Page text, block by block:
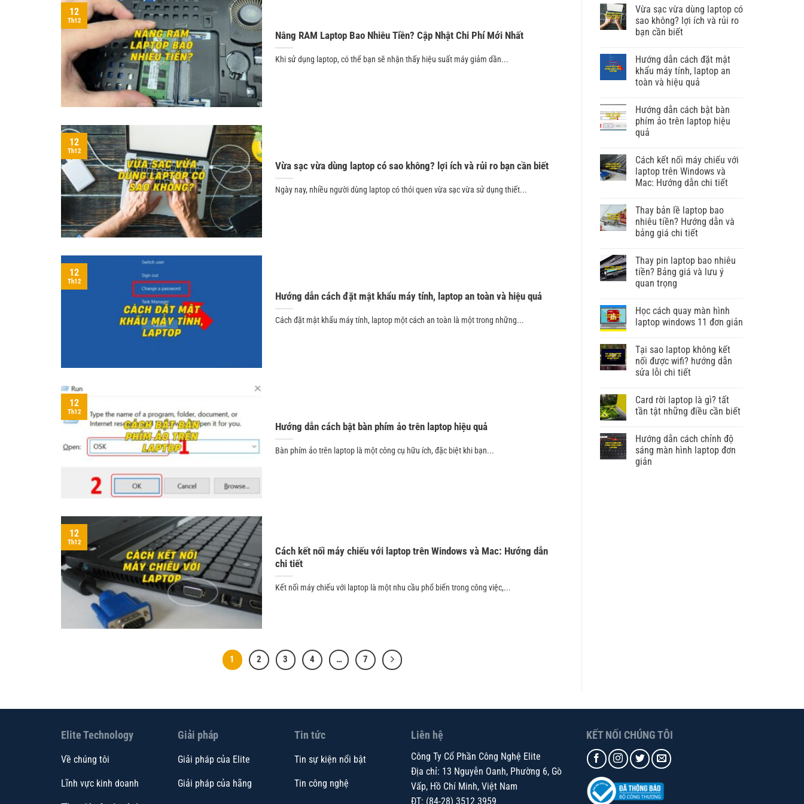
Nâng RAM Laptop Bao Nhiêu Tiền? Cập Nhật Chi Phí Mới Nhất
Khi sử dụng laptop, có thể bạn sẽ nhận thấy hiệu suất máy giảm dần...
12
Th12
Vừa sạc vừa dùng laptop có sao không? lợi ích và rủi ro bạn cần biết
Ngày nay, nhiều người dùng laptop có thói quen vừa sạc vừa sử dụng thiết...
12
Th12
Hướng dẫn cách đặt mật khẩu máy tính, laptop an toàn và hiệu quả
Cách đặt mật khẩu máy tính, laptop một cách an toàn là một trong những...
12
Th12
Hướng dẫn cách bật bàn phím ảo trên laptop hiệu quả
Bàn phím ảo trên laptop là một công cụ hữu ích, đặc biệt khi bạn...
12
Th12
Cách kết nối máy chiếu với laptop trên Windows và Mac: Hướng dẫn
chi tiết
Kết nối máy chiếu với laptop là một nhu cầu phổ biến trong công việc,...
12
Th12
1 2 3 4 … 7
Vừa sạc vừa dùng laptop có
sao không? lợi ích và rủi ro
bạn cần biết
Hướng dẫn cách đặt mật
khẩu máy tính, laptop an
toàn và hiệu quả
Hướng dẫn cách bật bàn
phím ảo trên laptop hiệu
quả
Cách kết nối máy chiếu với
laptop trên Windows và
Mac: Hướng dẫn chi tiết
Thay bản lề laptop bao
nhiêu tiền? Hướng dẫn và
bảng giá chi tiết
Thay pin laptop bao nhiêu
tiền? Bảng giá và lưu ý
quan trọng
Học cách quay màn hình
laptop windows 11 đơn giản
Tại sao laptop không kết
nối được wifi? hướng dẫn
sửa lỗi chi tiết
Card rời laptop là gì? tất
tần tật những điều cần biết
Hướng dẫn cách chỉnh độ
sáng màn hình laptop đơn
giản
Elite Technology
Về chúng tôi
Lĩnh vực kinh doanh
Giải pháp
Giải pháp của Elite
Giải pháp của hãng
Tin tức
Tin sự kiện nổi bật
Tin công nghệ
Liên hệ
Công Ty Cổ Phần Công Nghệ Elite
Địa chỉ: 13 Nguyễn Oanh, Phường 6, Gò
Vấp, Hồ Chí Minh, Việt Nam
ĐT: (84-28) 3512 3959
KẾT NỐI CHÚNG TÔI